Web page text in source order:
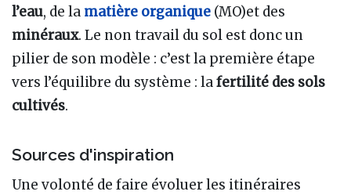
l’eau, de la matière organique (MO)et des
minéraux. Le non travail du sol est donc un
pilier de son modèle : c’est la première étape
vers l’équilibre du système : lafertilité des sols
cultivés.
Sources d'inspiration
Une volonté de faire évoluer les itinéraires